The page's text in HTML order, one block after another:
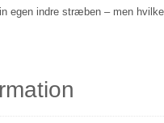
egen indre stræben – men